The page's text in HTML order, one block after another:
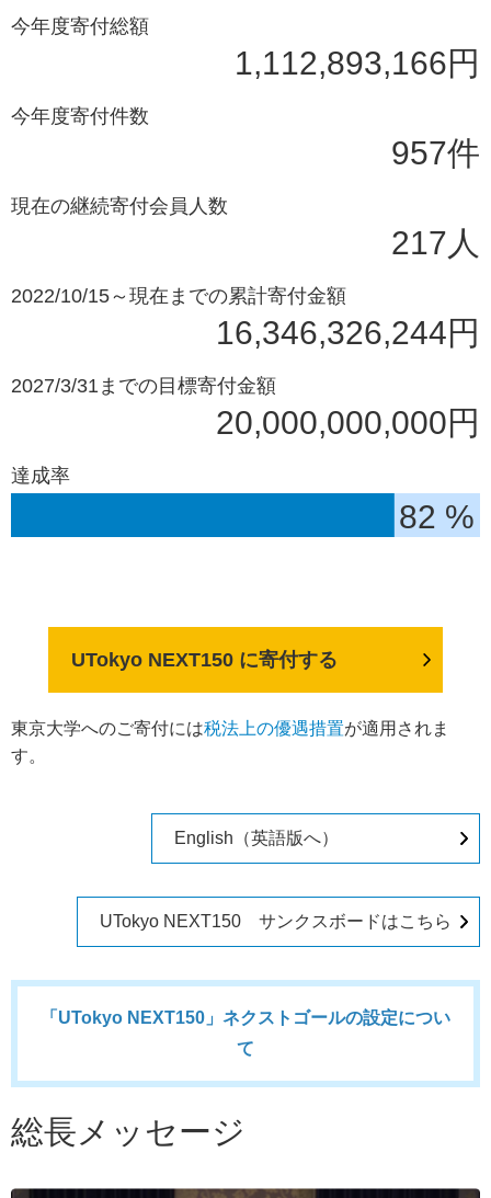
今年度寄付総額
1,112,893,166円
今年度寄付件数
957件
現在の継続寄付会員人数
217人
2022/10/15～現在までの累計寄付金額
16,346,326,244円
2027/3/31までの目標寄付金額
20,000,000,000円
達成率
82 %
UTokyo NEXT150 に寄付する
東京大学へのご寄付には税法上の優遇措置が適用されま
す。
English（英語版へ）
UTokyo NEXT150 サンクスボードはこちら
「UTokyo NEXT150」ネクストゴールの設定につい
て
総長メッセージ